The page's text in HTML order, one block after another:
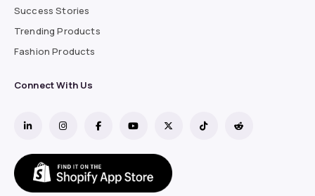
Success Stories
Trending Products
Fashion Products
Connect With Us